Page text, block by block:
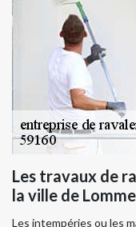
Les travaux de
la ville de
Les intempéries ou les